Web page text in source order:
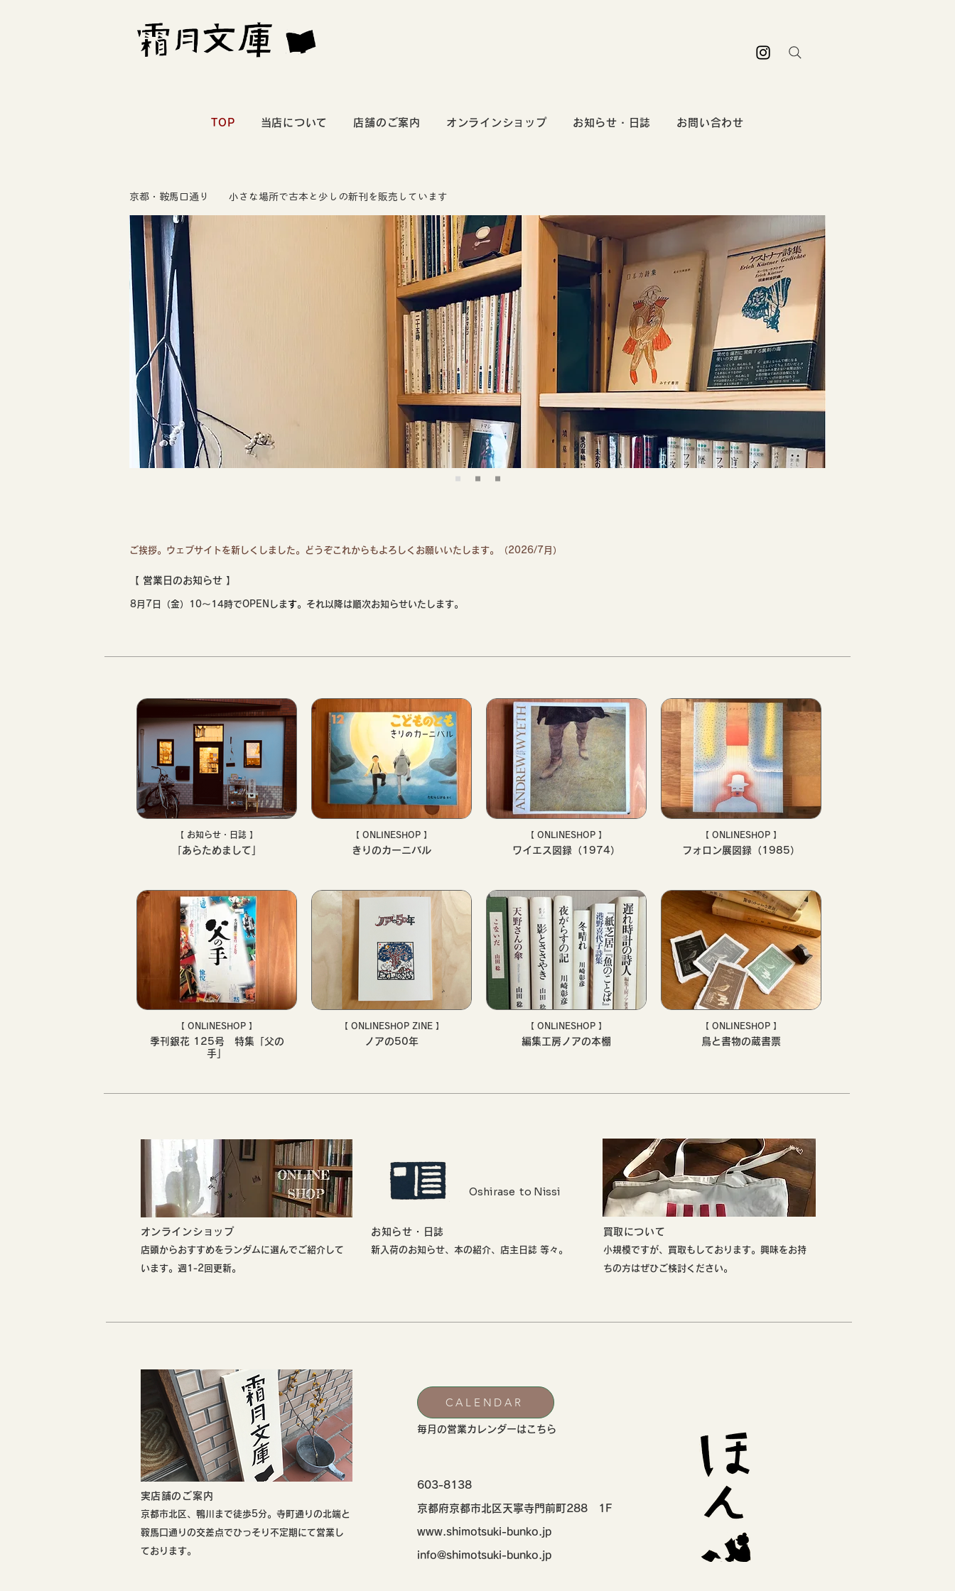
TOP 当店について 店舗のご案内 オンラインショップ お知らせ・日誌 お問い合わせ
京都・鞍馬口通り 小さな場所で古本と少しの新刊を販売しています
ご挨拶。ウェブサイトを新しくしました。どうぞこれからもよろしくお願いいたします。（2026/7月）
【 ​営業日のお知らせ 】
8月7日（金）10〜14時でOPENしま す。それ以降は順次お知らせいたします。
【 お知らせ・日誌 】
「あらためまして」
【 ONLINESHOP 】
きりのカーニバル
【 ONLINESHOP 】
ワイエス図録（1974）
【 ONLINESHOP 】
フォロン展図録（1985）
【 ONLINESHOP 】
季刊銀花 125号 特集「父の
手」
【 ONLINESHOP ZINE 】
ノアの50年
【 ONLINESHOP 】
編集工房ノアの本棚
【 ONLINESHOP 】
鳥と書物の蔵書票
​オンラインショップ
店頭からおすすめをランダムに選んでご紹介して
います。週1-2回更新。
Oshirase to Nissi
お知らせ・日誌
新入荷のお知らせ、本の紹介、店主日誌 等々。
​買取について
小規模ですが、買取もしております。興味をお持
ちの方はぜひご検討ください。
​実店舗のご案内
​京都市北区、鴨川まで徒歩5分。寺町通りの北端と
鞍馬口通りの交差点でひっそり不定期にて営業し
ております。
CALENDAR
​毎月の営業カレンダーはこちら
603-8138
京都府京都市北区天寧寺門前町288 1F
www.shimotsuki-bunko.jp
info@shimotsuki-bunko.jp